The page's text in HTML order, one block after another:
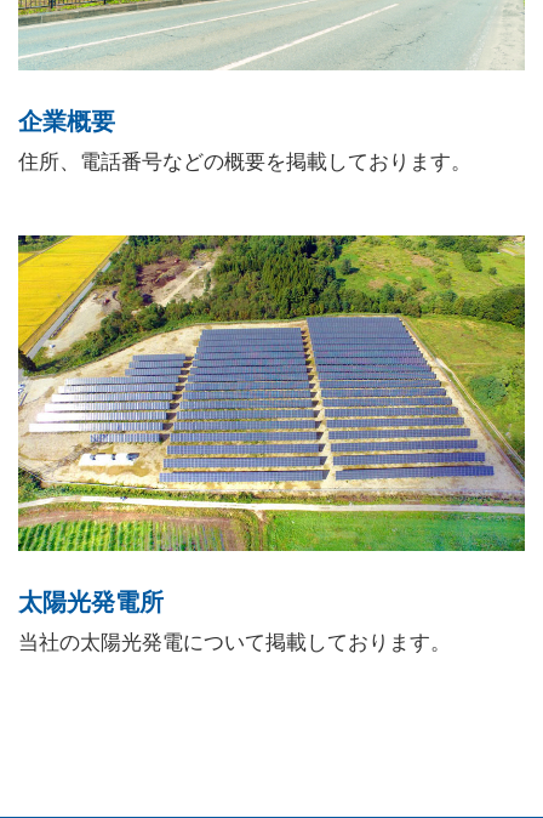
企業概要
住所、電話番号などの概要を掲載しております。
太陽光発電所
当社の太陽光発電について掲載しております。